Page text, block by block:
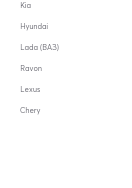
Kia
Hyundai
Lada (ВАЗ)
Ravon
Lexus
Chery